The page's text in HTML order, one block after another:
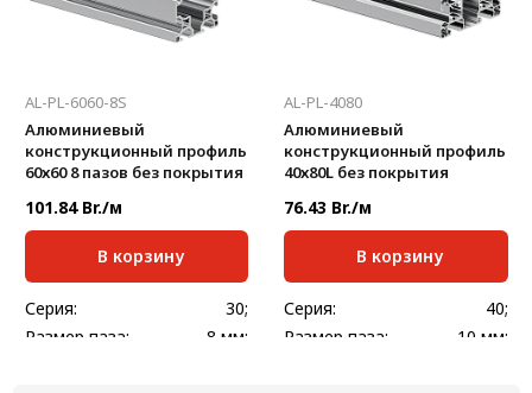
AL-PL-6060-8S
Алюминиевый
конструкционный профиль
60х60 8 пазов без покрытия
101.84 Br./м
В корзину
Серия:
30;
Размер паза:
8 мм;
AL-PL-4080
Алюминиевый
конструкционный профиль
40х80L без покрытия
76.43 Br./м
В корзину
Серия:
40;
Размер паза:
10 мм;